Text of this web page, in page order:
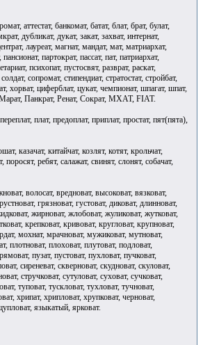
аттестат, банкомат, батат, блат, брат, булат,
дубликат, дукат, закат, захват, интернат,
лауреат, магнат, мандат, мат, матриархат,
партократ, пассат, пат, патриархат,
психопат, пустосвят, разврат, раскат,
сопромат, стипендиат, стратостат, стройбат,
хорват, циферблат, цукат, чемпионат, шпагат, шпат,
Марат, Панкрат, Ренат, Сократ, МХАТ, FIAT.
плат, предоплат, приплат, простат, пят(пята),
казачат, китайчат, козлят, котят, крольчат,
ребят, салажат, свинят, слонят, собачат,
волосат, вредноват, высоковат, вязковат,
грязноват, густоват, диковат, длинноват,
жирноват, жлобоват, жуликоват, жутковат,
крепковат, кривоват, кругловат, крупноват,
мохнат, мрачноват, мужиковат, мутноват,
плотноват, плоховат, плутоват, подловат,
пузат, пустоват, пухловат, пучковат,
сиреневат, скверноват, скудноват, скуловат,
стручковат, сутуловат, суховат, сучковат,
туповат, тускловат, тухловат, тучноват,
хрипат, хрипловат, хрупковат, черноват,
языкатый, ярковат.